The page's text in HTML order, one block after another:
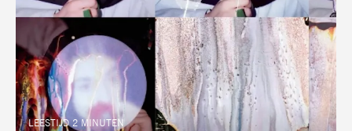
LEESTIJD 2 MINUTEN